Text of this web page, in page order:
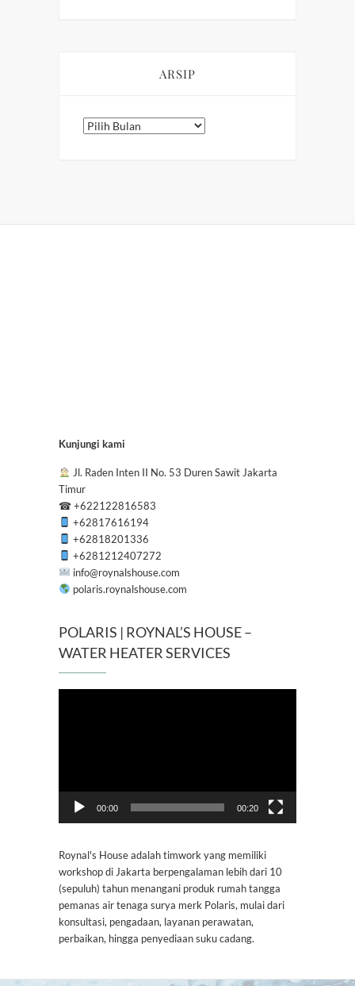
ARSIP
Arsip
Kunjungi kami
Jl. Raden Inten II No. 53 Duren Sawit Jakarta
Timur
☎+622122816583
+62817616194
+62818201336
+6281212407272
info@roynalshouse.com
polaris.roynalshouse.com
POLARIS | ROYNAL’S HOUSE –
WATER HEATER SERVICES
00:00 00:20
Roynal's House adalah timwork yang memiliki
workshop di Jakarta berpengalaman lebih dari 10
(sepuluh) tahun menangani produk rumah tangga
pemanas air tenaga surya merk Polaris, mulai dari
konsultasi, pengadaan, layanan perawatan,
perbaikan, hingga penyediaan suku cadang.